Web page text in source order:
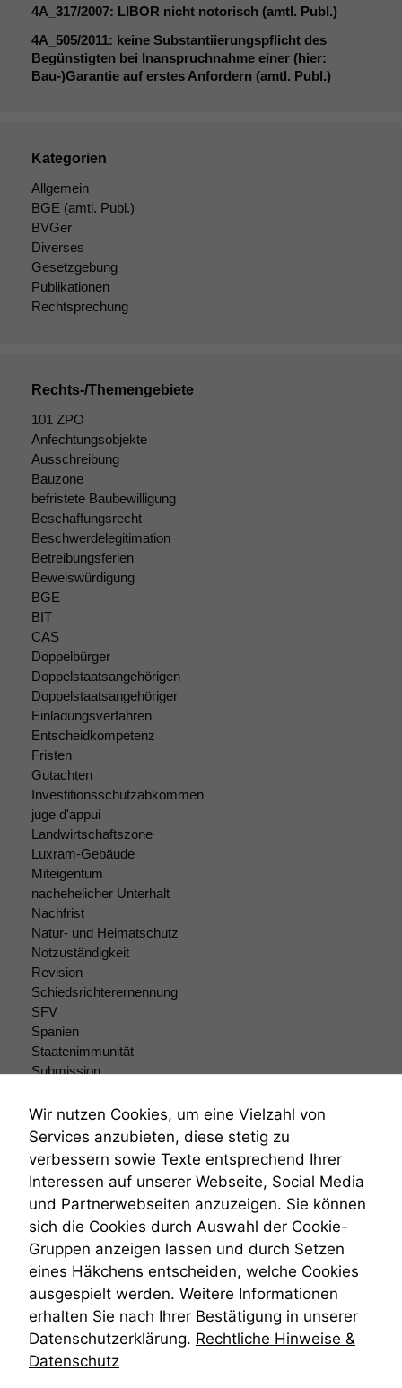
4A_317/2007: LIBOR nicht notorisch (amtl. Publ.)
4A_505/2011: keine Substantiierungspflicht des
Begünstigten bei Inanspruchnahme einer (hier:
Bau-)Garantie auf erstes Anfordern (amtl. Publ.)
Kategorien
Allgemein
BGE (amtl. Publ.)
BVGer
Diverses
Gesetzgebung
Publikationen
Rechtsprechung
Rechts-/Themengebiete
101 ZPO
Anfechtungsobjekte
Ausschreibung
Bauzone
befristete Baubewilligung
Beschaffungsrecht
Beschwerdelegitimation
Betreibungsferien
Beweiswürdigung
BGE
BIT
CAS
Doppelbürger
Doppelstaatsangehörigen
Doppelstaatsangehöriger
Einladungsverfahren
Entscheidkompetenz
Fristen
Gutachten
Investitionsschutzabkommen
juge d'appui
Landwirtschaftszone
Luxram-Gebäude
Miteigentum
nachehelicher Unterhalt
Nachfrist
Natur- und Heimatschutz
Notzuständigkeit
Revision
Schiedsrichterernennung
SFV
Spanien
Staatenimmunität
Submission
Teilungsklage
Venezuela
VRK
Wiederherstellungsanordnung
Zivilprozessordnung
ZPO
Zustellfiktion
Zuständigkeit
Öffentliches Personalrecht
Öffentlichkeitsprinzip
Wir nutzen Cookies, um eine Vielzahl von
Services anzubieten, diese stetig zu
verbessern sowie Texte entsprechend Ihrer
Interessen auf unserer Webseite, Social Media
und Partnerwebseiten anzuzeigen. Sie können
sich die Cookies durch Auswahl der Cookie-
Gruppen anzeigen lassen und durch Setzen
eines Häkchens entscheiden, welche Cookies
ausgespielt werden. Weitere Informationen
erhalten Sie nach Ihrer Bestätigung in unserer
Datenschutzerklärung. Rechtliche Hinweise &
Datenschutz
Website
korrekt
angezeigt
werden kann.